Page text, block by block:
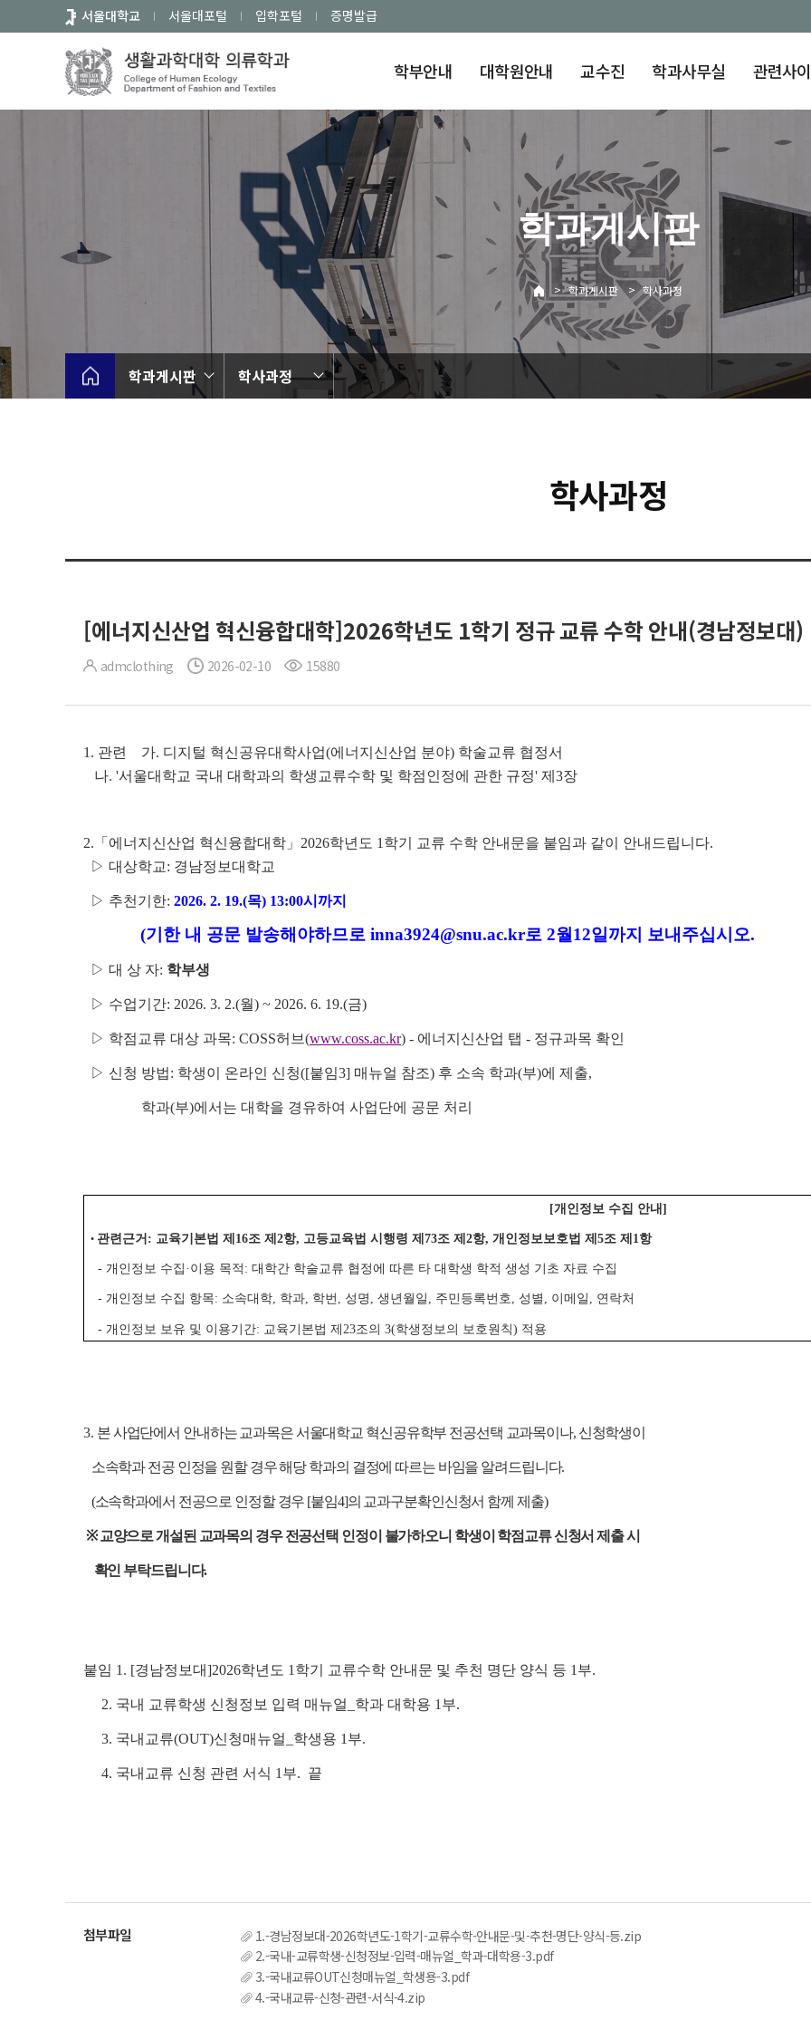
로
서울대학교 서울대포털 입학포털 증명발급
학부안내 대학원안내 교수진 학과사무실 관련사
학과게시판
> 학과게시판 > 학사과정
학과게시판 학사과정
학사과정
[에너지신산업 혁신융합대학]2026학년도 1학기 정규 교류 수학 안내(경남정보대)
admclothing 2026-02-10 15880
1. 관련
가. 디지털 혁신공유대학사업(에너지신산업 분야) 학술교류 협정서
나. '서울대학교 국내 대학과의 학생교류수학 및 학점인정에 관한 규정' 제3장
2. 「에너지신산업 혁신융합대학」2026학년도 1학기 교류 수학 안내문을 붙임과 같이 안내드립니다.
▷ 대상학교: 경남정보대학교
▷ 추천기한: 2026. 2. 19.(목) 13:00시까지
(기한 내 공문 발송해야하므로 inna3924@snu.ac.kr로 2월12일까지 보내주십시오.
▷ 대 상 자: 학부생
▷ 수업기간: 2026. 3. 2.(월) ~ 2026. 6. 19.(금)
▷ 학점교류 대상 과목: COSS허브(www.coss.ac.kr) - 에너지신산업 탭 - 정규과목 확인
▷ 신청 방법: 학생이 온라인 신청([붙임3] 매뉴얼 참조) 후 소속 학과(부)에 제출,
학과(부)에서는 대학을 경유하여 사업단에 공문 처리
[개인정보 수집 안내]
• 관련근거: 교육기본법 제16조 제2항, 고등교육법 시행령 제73조 제2항, 개인정보보호법 제5조 제1항
- 개인정보 수집·이용 목적: 대학간 학술교류 협정에 따른 타 대학생 학적 생성 기초 자료 수집
- 개인정보 수집 항목: 소속대학, 학과, 학번, 성명, 생년월일, 주민등록번호, 성별, 이메일, 연락처
- 개인정보 보유 및 이용기간: 교육기본법 제23조의 3(학생정보의 보호원칙) 적용
3. 본 사업단에서 안내하는 교과목은 서울대학교 혁신공유학부 전공선택 교과목이나, 신청학생이
소속학과 전공 인정을 원할 경우 해당 학과의 결정에 따르는 바임을 알려드립니다.
(소속학과에서 전공으로 인정할 경우 [붙임4]의 교과구분확인신청서 함께 제출)
※ 교양으로 개설된 교과목의 경우 전공선택 인정이 불가하오니 학생이 학점교류 신청서 제출 시
확인 부탁드립니다.
붙임 1. [경남정보대]2026학년도 1학기 교류수학 안내문 및 추천 명단 양식 등 1부.
2. 국내 교류학생 신청정보 입력 매뉴얼_학과 대학용 1부.
3. 국내교류(OUT)신청매뉴얼_학생용 1부.
4. 국내교류 신청 관련 서식 1부. 끝
1.-경남정보대-2026학년도-1학기-교류수학-안내문-및-추천-명단-양식-등.zip
2.-국내-교류학생-신청정보-입력-매뉴얼_학과-대학용-3.pdf
3.-국내교류OUT신청매뉴얼_학생용-3.pdf
4.-국내교류-신청-관련-서식-4.zip